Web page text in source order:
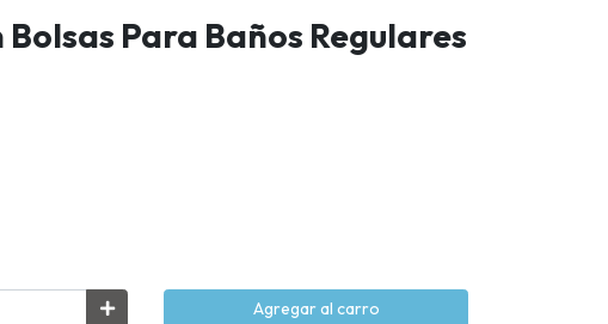
Para Baños Regulares
Agregar al carro